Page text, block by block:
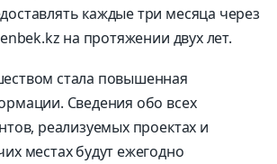
каждые три месяца через
на протяжении двух лет.
стала повышенная
Сведения обо всех
реализуемых проектах и
местах будут ежегодно